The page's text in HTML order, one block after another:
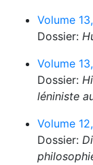
Volume
Dossier:
Volume
Dossier:
léniniste
Volume
Dossier: